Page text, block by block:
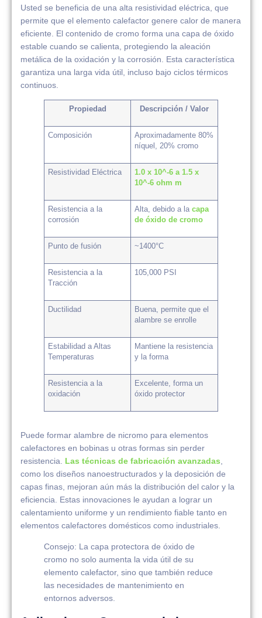
Usted se beneficia de una alta resistividad eléctrica, que
permite que el elemento calefactor genere calor de manera
eficiente. El contenido de cromo forma una capa de óxido
estable cuando se calienta, protegiendo la aleación
metálica de la oxidación y la corrosión. Esta característica
garantiza una larga vida útil, incluso bajo ciclos térmicos
continuos.
Propiedad Descripción / Valor
Composición
Aproximadamente 80%
níquel, 20% cromo
Resistividad Eléctrica
1.0 x 10^-6 a 1.5 x
10^-6 ohm m
Resistencia a la
corrosión
Alta, debido a lacapa
de óxido de cromo
Punto de fusión ~1400°C
Resistencia a la
Tracción
105,000 PSI
Ductilidad
Buena, permite que el
alambre se enrolle
Estabilidad a Altas
Temperaturas
Mantiene la resistencia
y la forma
Resistencia a la
oxidación
Excelente, forma un
óxido protector
Puede formar alambre de nicromo para elementos
calefactores en bobinas u otras formas sin perder
resistencia. Las técnicas de fabricación avanzadas
como los diseños nanoestructurados y la deposición de
capas finas, mejoran aún más la distribución del calor y la
eficiencia. Estas innovaciones le ayudan a lograr un
calentamiento uniforme y un rendimiento fiable tanto en
elementos calefactores domésticos como industriales.
Consejo: La capa protectora de óxido de
cromo no solo aumenta la vida útil de su
elemento calefactor, sino que también reduce
las necesidades de mantenimiento en
entornos adversos.